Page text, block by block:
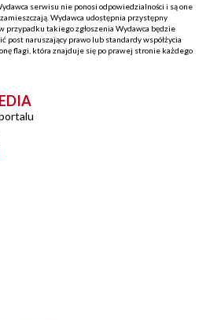
serwisu nie ponosi odpowiedzialności i są one
Wydawca udostępnia przystępny
przypadku takiego zgłoszenia Wydawca będzie
post naruszający prawo lub standardy współżycia
flagi, która znajduje się po prawej stronie każdego